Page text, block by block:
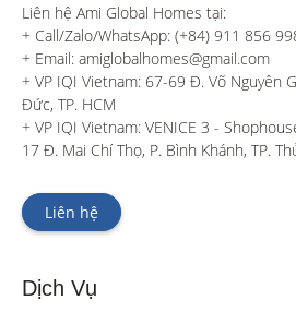
Liên hệ Ami Global Homes tại:
+ Call/Zalo/WhatsApp: (+84) 911 856
+ Email: amiglobalhomes@gmail.com
+ VP IQI Vietnam: 67-69 Đ. Võ Nguyên
Đức, TP. HCM
+ VP IQI Vietnam: VENICE 3 -
17 Đ. Mai Chí Thọ, P. Bình Khánh, TP.
Liên hệ
Dịch Vụ